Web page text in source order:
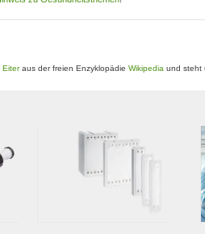
Eiteraus der freien Enzyklopädie Wikipedia und steht